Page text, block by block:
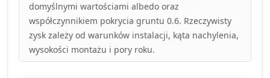
domyślnymi wartościami albedo oraz
współczynnikiem pokrycia gruntu 0.6. Rzeczywisty
zysk zależy od warunków instalacji, kąta nachylenia,
wysokości montażu i pory roku.